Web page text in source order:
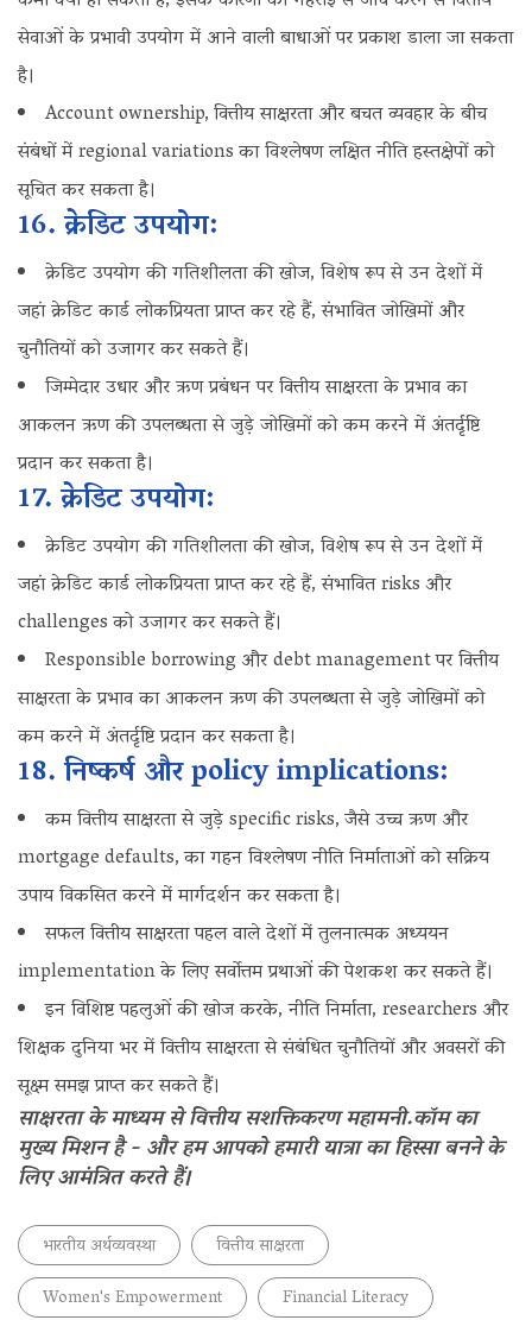
सेवाओं के प्रभावी उपयोग में आने वाली बाधाओं पर प्रकाश डाला जा सकता
है।
Account ownership, वित्तीय साक्षरता और बचत व्यवहार के बीच
संबंधों में regional variations का विश्लेषण लक्षित नीति हस्तक्षेपों को
सूचित कर सकता है।
16. क्रेडिट उपयोग:
क्रेडिट उपयोग की गतिशीलता की खोज, विशेष रूप से उन देशों में
जहां क्रेडिट कार्ड लोकप्रियता प्राप्त कर रहे हैं, संभावित जोखिमों और
चुनौतियों को उजागर कर सकते हैं।
जिम्मेदार उधार और ऋण प्रबंधन पर वित्तीय साक्षरता के प्रभाव का
आकलन ऋण की उपलब्धता से जुड़े जोखिमों को कम करने में अंतर्दृष्टि
प्रदान कर सकता है।
17. क्रेडिट उपयोग:
क्रेडिट उपयोग की गतिशीलता की खोज, विशेष रूप से उन देशों में
जहां क्रेडिट कार्ड लोकप्रियता प्राप्त कर रहे हैं, संभावित risks और
challenges को उजागर कर सकते हैं।
Responsible borrowing और debt management पर वित्तीय
साक्षरता के प्रभाव का आकलन ऋण की उपलब्धता से जुड़े जोखिमों को
कम करने में अंतर्दृष्टि प्रदान कर सकता है।
18. निष्कर्ष और policy implications:
कम वित्तीय साक्षरता से जुड़े specific risks, जैसे उच्च ऋण और
mortgage defaults, का गहन विश्लेषण नीति निर्माताओं को सक्रिय
उपाय विकसित करने में मार्गदर्शन कर सकता है।
सफल वित्तीय साक्षरता पहल वाले देशों में तुलनात्मक अध्ययन
implementation के लिए सर्वोत्तम प्रथाओं की पेशकश कर सकते हैं।
इन विशिष्ट पहलुओं की खोज करके, नीति निर्माता, researchers और
शिक्षक दुनिया भर में वित्तीय साक्षरता से संबंधित चुनौतियों और अवसरों की
सूक्ष्म समझ प्राप्त कर सकते हैं।
साक्षरता के माध्यम से वित्तीय सशक्तिकरण महामनी.कॉम का
मुख्य मिशन है - और हम आपको हमारी यात्रा का हिस्सा बनने के
लिए आमंत्रित करते हैं।
भारतीय अर्थव्यवस्था
वित्तीय साक्षरता
Women's Empowerment
Financial Literacy